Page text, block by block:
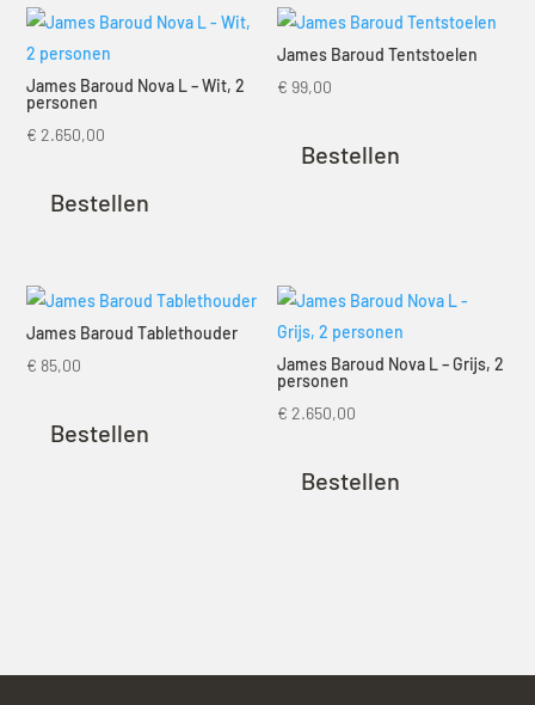
James Baroud Nova L – Wit, 2
personen
€ 2.650,00
Bestellen
James Baroud Tentstoelen
€ 99,00
Bestellen
James Baroud Tablethouder
€ 85,00
Bestellen
James Baroud Nova L – Grijs, 2
personen
€ 2.650,00
Bestellen